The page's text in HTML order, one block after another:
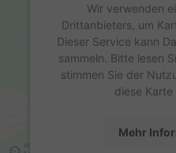
Wir verwenden
Drittanbieters, um
Dieser Service kann
sammeln. Bitte lesen
stimmen Sie der
diese Karte
Mehr